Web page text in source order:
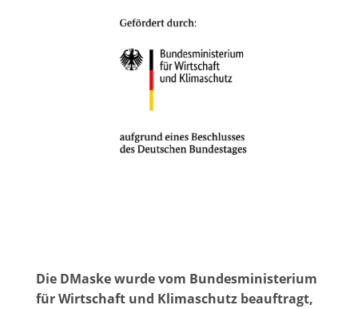
Die DMaske wurde vom Bundesministerium
für Wirtschaft und Klimaschutz beauftragt,